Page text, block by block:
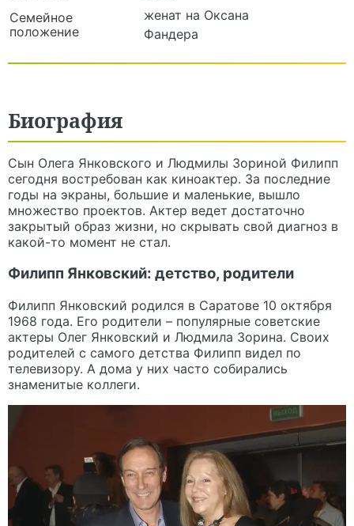
Семейное
положение
женат на Оксана
Фандера
Биография
Сын Олега Янковского и Людмилы Зориной Филипп
сегодня востребован как киноактер. За последние
годы на экраны, большие и маленькие, вышло
множество проектов. Актер ведет достаточно
закрытый образ жизни, но скрывать свой диагноз в
какой-то момент не стал.
Филипп Янковский: детство, родители
Филипп Янковский родился в Саратове 10 октября
1968 года. Его родители – популярные советские
актеры Олег Янковский и Людмила Зорина. Своих
родителей с самого детства Филипп видел по
телевизору. А дома у них часто собирались
знаменитые коллеги.